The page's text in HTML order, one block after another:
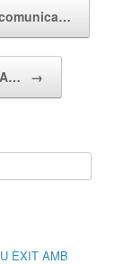
→
ÈXIT AMB